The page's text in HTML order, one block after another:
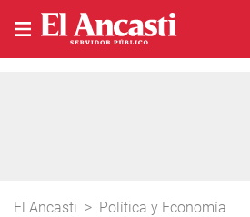
El Ancasti > Política y Economía